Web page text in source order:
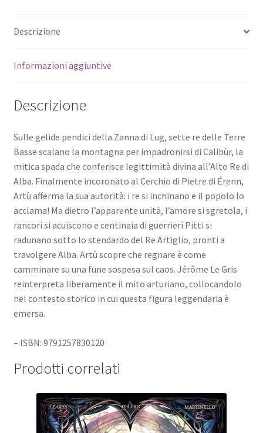
Descrizione
Informazioni aggiuntive
Descrizione
Sulle gelide pendici della Zanna di Lug, sette re delle Terre
Basse scalano la montagna per impadronirsi di Calibùr, la
mitica spada che conferisce legittimità divina all’Alto Re di
Alba. Finalmente incoronato al Cerchio di Pietre di Érenn,
Artù afferma la sua autorità: i re si inchinano e il popolo lo
acclama! Ma dietro l’apparente unità, l’amore si sgretola, i
rancori si acuiscono e centinaia di guerrieri Pitti si
radunano sotto lo stendardo del Re Artiglio, pronti a
travolgere Alba. Artù scopre che regnare è come
camminare su una fune sospesa sul caos. Jérôme Le Gris
reinterpreta liberamente il mito arturiano, collocandolo
nel contesto storico in cui questa figura leggendaria è
emersa.
– ISBN: 9791257830120
Prodotti correlati